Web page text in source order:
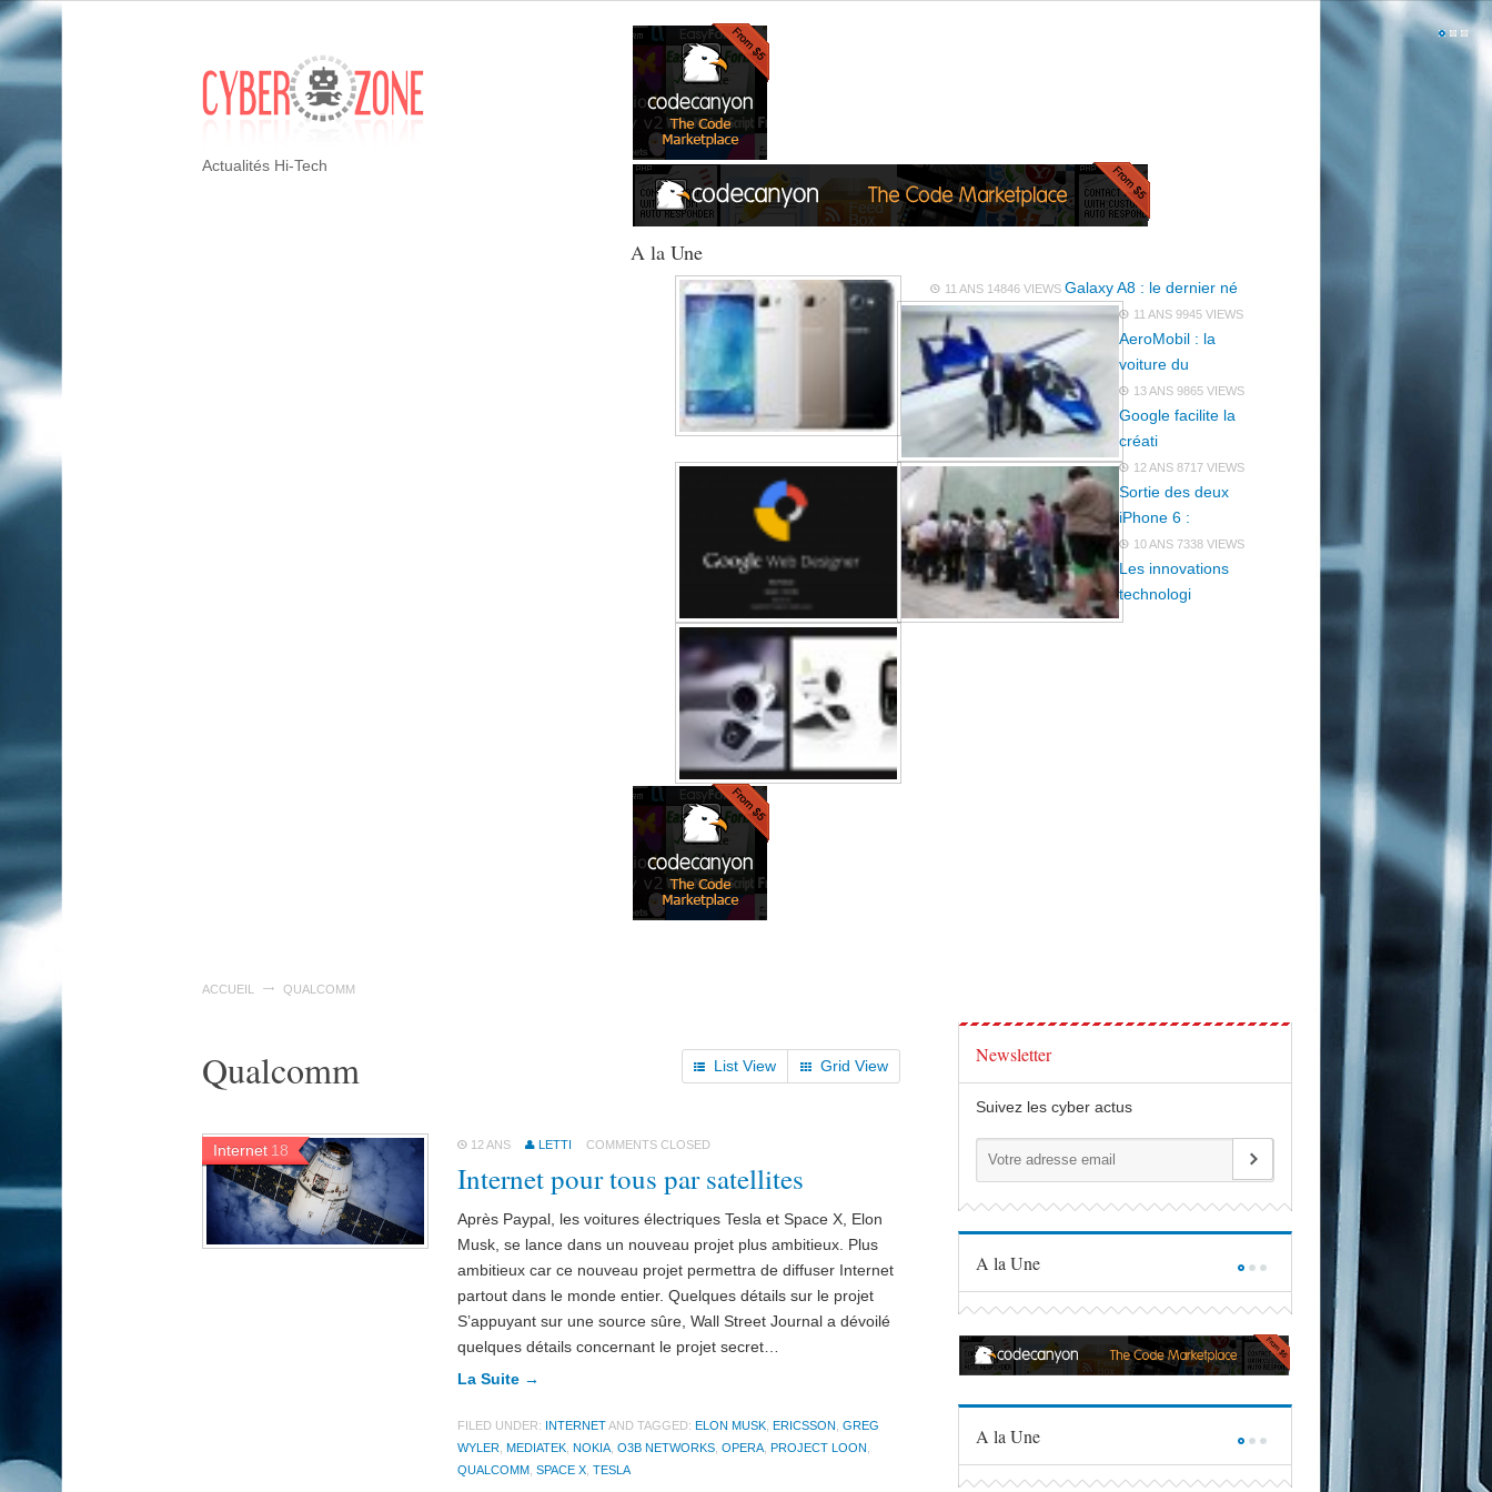
Actualités Hi-Tech
A la Une
11 ANS 14846 VIEWS Galaxy A8 : le dernier né
11 ANS 9945 VIEWS
AeroMobil : la
voiture du
13 ANS 9865 VIEWS
Google facilite la
créati
12 ANS 8717 VIEWS
Sortie des deux
iPhone 6 :
10 ANS 7338 VIEWS
Les innovations
technologi
ACCUEIL QUALCOMM
Qualcomm List View Grid View
Internet 18 12 ANS LETTI COMMENTS CLOSED
Internet pour tous par satellites
Après Paypal, les voitures électriques Tesla et Space X, Elon
Musk, se lance dans un nouveau projet plus ambitieux. Plus
ambitieux car ce nouveau projet permettra de diffuser Internet
partout dans le monde entier. Quelques détails sur le projet
S’appuyant sur une source sûre, Wall Street Journal a dévoilé
quelques détails concernant le projet secret…
La Suite →
FILED UNDER: INTERNETAND TAGGED: ELON MUSK ERICSSON GREG
WYLER MEDIATEK NOKIA O3B NETWORKS OPERA PROJECT LOON
QUALCOMM SPACE X TESLA
Newsletter
Suivez les cyber actus
A la Une
A la Une